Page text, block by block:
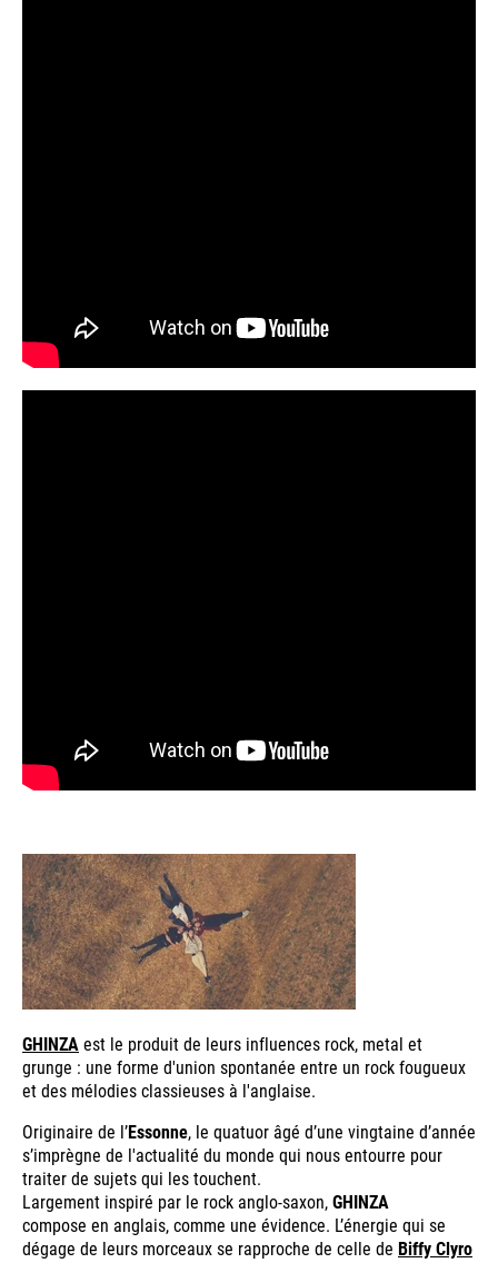
GHINZA est le produit de leurs influences rock, metal et
grunge : une forme d'union spontanée entre un rock fougueux
et des mélodies classieuses à l'anglaise.
Originaire de l’Essonne, le quatuor âgé d’une vingtaine d’année
s’imprègne de l'actualité du monde qui nous entourre pour
traiter de sujets qui les touchent.
Largement inspiré par le rock anglo-saxon,GHINZA
compose en anglais, comme une évidence. L’énergie qui se
dégage de leurs morceaux se rapproche de celle de Biffy Clyro